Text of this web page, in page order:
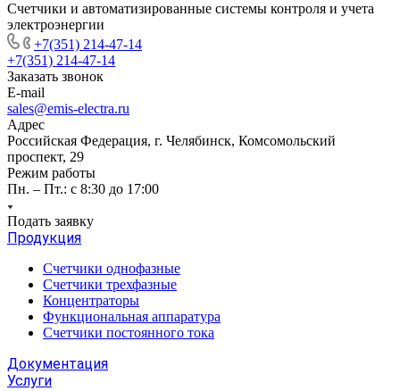
Счетчики и автоматизированные системы контроля и учета
электроэнергии
+7(351) 214-47-14
+7(351) 214-47-14
Заказать звонок
E-mail
sales@emis-electra.ru
Адрес
Российская Федерация, г. Челябинск, Комсомольский
проспект, 29
Режим работы
Пн. – Пт.: с 8:30 до 17:00
Подать заявку
Продукция
Счетчики однофазные
Счетчики трехфазные
Концентраторы
Функциональная аппаратура
Счетчики постоянного тока
Документация
Услуги